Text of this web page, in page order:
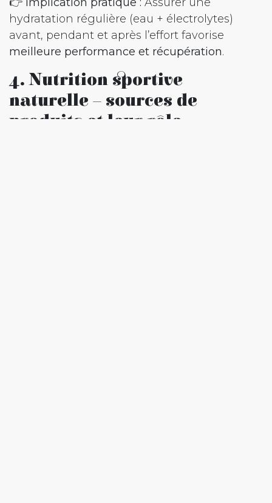
👉 Implication pratique : Assurer une
hydratation régulière (eau + électrolytes)
avant, pendant et après l’effort favorise
meilleure performance et récupération.
4. Nutrition sportive
naturelle – sources de
produits et leur rôle